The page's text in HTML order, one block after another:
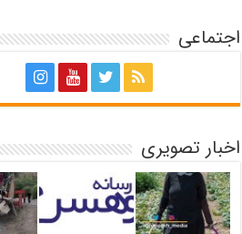
اجتماعی
اخبار تصویری